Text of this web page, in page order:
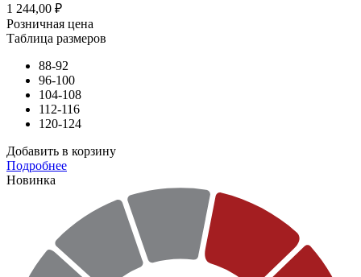
1 244,00 ₽
Розничная цена
Таблица размеров
88-92
96-100
104-108
112-116
120-124
Добавить в корзину
Подробнее
Новинка